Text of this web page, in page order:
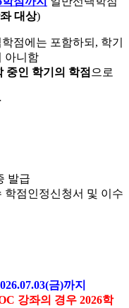
대상)
점에는 포함하되, 학기
아니함
중인 학기의 학점 으로
발급
학점인정신청서 및 이수
금)까지
강좌의 경우 2026학